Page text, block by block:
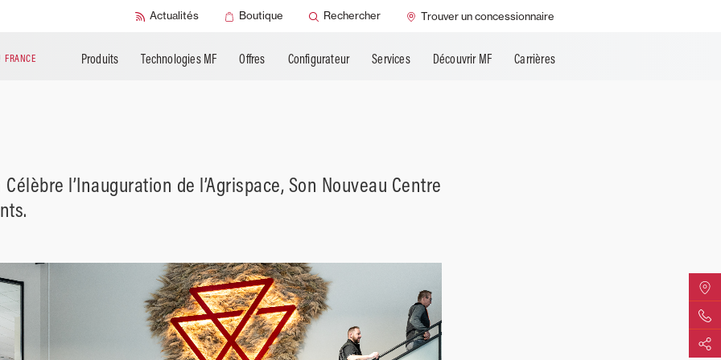
Actualités Boutique Rechercher Trouver un concessionnaire
FRANCE Produits Technologies MF Offres Configurateur Services Découvrir MF Carrières
SMART Check
technique
MF Always Running
l’Inauguration de l’Agrispace, Son Nouveau Centre
Partager